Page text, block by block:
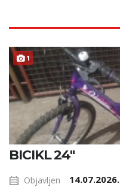
1
BICIKL 24"
Objavljen 14.07.2026.